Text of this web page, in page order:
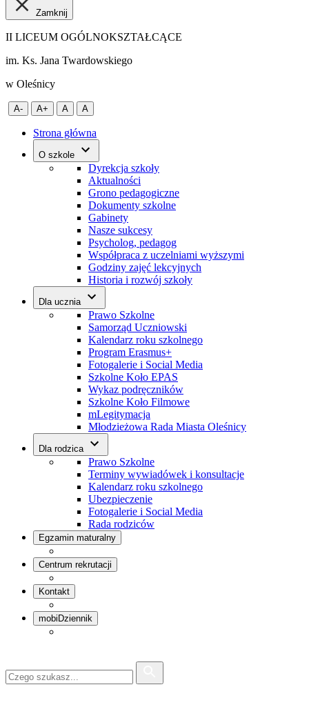
Zamknij
II LICEUM OGÓLNOKSZTAŁCĄCE
im. Ks. Jana Twardowskiego
w Oleśnicy
A- A+ A A
Strona główna
O szkole
Dyrekcja szkoły
Aktualności
Grono pedagogiczne
Dokumenty szkolne
Gabinety
Nasze sukcesy
Psycholog, pedagog
Współpraca z uczelniami wyższymi
Godziny zajęć lekcyjnych
Historia i rozwój szkoły
Dla ucznia
Prawo Szkolne
Samorząd Uczniowski
Kalendarz roku szkolnego
Program Erasmus+
Fotogalerie i Social Media
Szkolne Koło EPAS
Wykaz podręczników
Szkolne Koło Filmowe
mLegitymacja
Młodzieżowa Rada Miasta Oleśnicy
Dla rodzica
Prawo Szkolne
Terminy wywiadówek i konsultacje
Kalendarz roku szkolnego
Ubezpieczenie
Fotogalerie i Social Media
Rada rodziców
Egzamin maturalny
Centrum rekrutacji
Kontakt
mobiDziennik